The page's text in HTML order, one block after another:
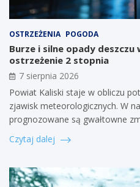
OSTRZEŻENIA POGODA
Burze i silne opady deszczu
ostrzeżenie 2 stopnia
7 sierpnia 2026
Powiat Kaliski staje w obliczu
zjawisk meteorologicznych. W
prognozowane są gwałtowne
Czytaj dalej